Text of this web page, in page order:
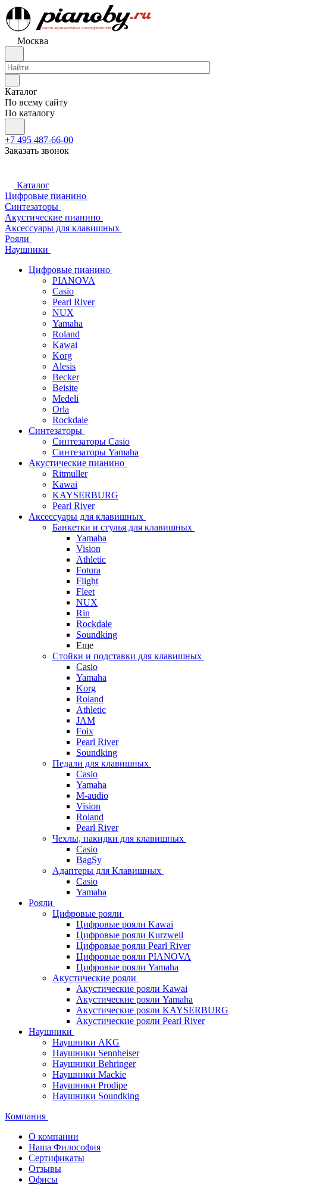
Москва
Каталог
По всему сайту
По каталогу
+7 495 487-66-00
Заказать звонок
Каталог
Цифровые пианино
Синтезаторы
Акустические пианино
Аксессуары для клавишных
Рояли
Наушники
Цифровые пианино
PIANOVA
Casio
Pearl River
NUX
Yamaha
Roland
Kawai
Korg
Alesis
Becker
Beisite
Medeli
Orla
Rockdale
Синтезаторы
Синтезаторы Casio
Синтезаторы Yamaha
Акустические пианино
Ritmuller
Kawai
KAYSERBURG
Pearl River
Аксессуары для клавишных
Банкетки и стулья для клавишных
Yamaha
Vision
Athletic
Fotura
Flight
Fleet
NUX
Rin
Rockdale
Soundking
Еще
Стойки и подставки для клавишных
Casio
Yamaha
Korg
Roland
Athletic
JAM
Foix
Pearl River
Soundking
Педали для клавишных
Casio
Yamaha
M-audio
Vision
Roland
Pearl River
Чехлы, накидки для клавишных
Casio
BagSy
Адаптеры для Клавишных
Casio
Yamaha
Рояли
Цифровые рояли
Цифровые рояли Kawai
Цифровые рояли Kurzweil
Цифровые рояли Pearl River
Цифровые рояли PIANOVA
Цифровые рояли Yamaha
Акустические рояли
Акустические рояли Kawai
Акустические рояли Yamaha
Акустические рояли KAYSERBURG
Акустические рояли Pearl River
Наушники
Наушники AKG
Наушники Sennheiser
Наушники Behringer
Наушники Mackie
Наушники Prodipe
Наушники Soundking
Компания
О компании
Наша Философия
Сертификаты
Отзывы
Офисы